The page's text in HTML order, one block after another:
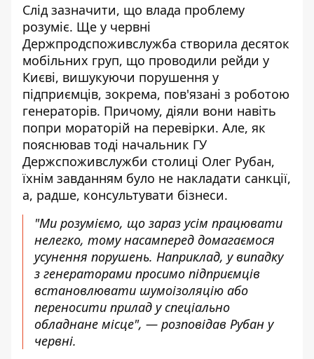
Слід зазначити, що влада проблему
розуміє. Ще у червні
Держпродспоживслужба створила десяток
мобільних груп, що проводили рейди у
Києві, вишукуючи порушення у
підприємців, зокрема, пов'язані з роботою
генераторів. Причому, діяли вони навіть
попри мораторій на перевірки. Але, як
пояснював тоді начальник ГУ
Держспоживслужби столиці Олег Рубан,
їхнім завданням було не накладати санкції,
а, радше, консультувати бізнеси.
"Ми розуміємо, що зараз усім працювати
нелегко, тому насамперед домагаємося
усунення порушень. Наприклад, у випадку
з генераторами просимо підприємців
встановлювати шумоізоляцію або
переносити прилад у спеціально
обладнане місце", — розповідав Рубан у
червні.